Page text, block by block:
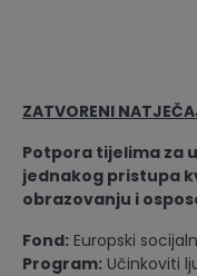
ZATVORENI
Potpora tijelima za
jednakog pristupa
obrazovanju i
Fond: Europski
Program: Učinkoviti